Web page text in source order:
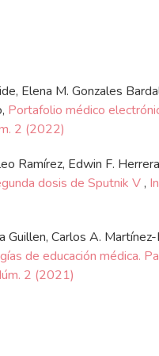
Elena M. Gonzales
Portafolio médico
2 (2022)
Ramírez, Edwin F.
dosis de Sputnik V,
Carlos A.
de educación médica.
2 (2021)